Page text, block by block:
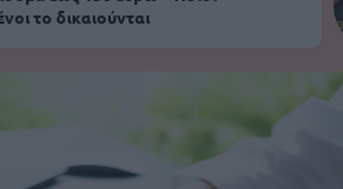
το δικαιούνται